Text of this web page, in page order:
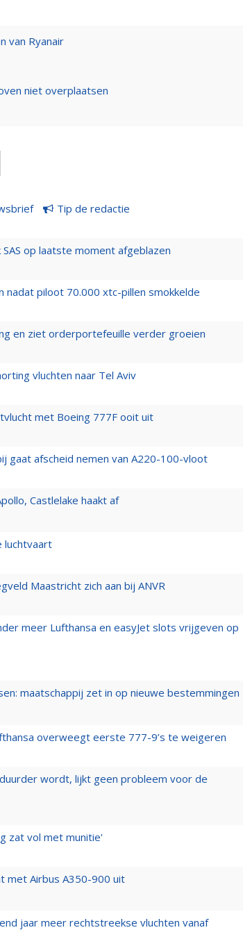
van Ryanair
niet overplaatsen
Tip de redactie
op laatste moment afgeblazen
nadat piloot 70.000 xtc-pillen smokkelde
en ziet orderportefeuille verder groeien
vluchten naar Tel Aviv
met Boeing 777F ooit uit
gaat afscheid nemen van A220-100-vloot
Castlelake haakt af
luchtvaart
Maastricht zich aan bij ANVR
meer Lufthansa en easyJet slots vrijgeven op
maatschappij zet in op nieuwe bestemmingen
overweegt eerste 777-9’s te weigeren
wordt, lijkt geen probleem voor de
zat vol met munitie'
met Airbus A350-900 uit
jaar meer rechtstreekse vluchten vanaf